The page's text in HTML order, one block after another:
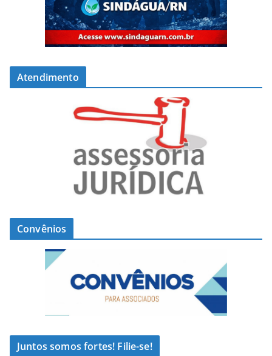
Atendimento
Convênios
Juntos somos fortes! Filie-se!